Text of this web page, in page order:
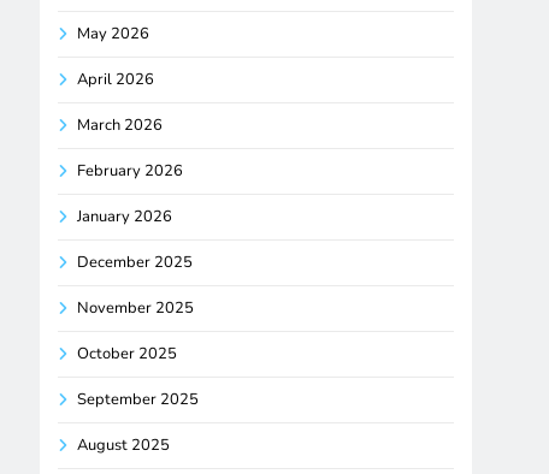
May 2026
April 2026
March 2026
February 2026
January 2026
December 2025
November 2025
October 2025
September 2025
August 2025